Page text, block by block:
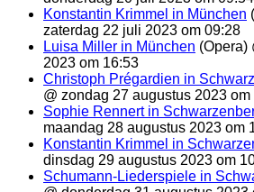
Konstantin Krimmel in München
zaterdag 22 juli 2023 om 09:28
Luisa Miller in München (Opera)
2023 om 16:53
Christoph Prégardien in
@ zondag 27 augustus 2023 om
Sophie Rennert in
maandag 28 augustus 2023 om
Konstantin Krimmel in
dinsdag 29 augustus 2023 om
Schumann-Liederspiele in